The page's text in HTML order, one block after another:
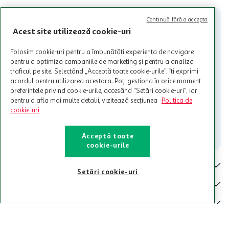
participante și pentru acțiuni promotionale indicate de Auchan si
nu poate fi utilizat in legatura cu alti comercianți sau pentru alte
nu raspunde pentru imposibilitatea utilizarii Cardului in perioada in
intretineri sau reparatii tehnice la sistemul de utilizarea al Cardului.
Contacteaza-ne!
Iti stam mereu la dispozitie.
contact@auchan.ro
Contact
De ajutor
Acest site utilizează cookie-uri
Folosim cookie-uri pentru a îmbunătăți experiența de navigare,
pentru a optimiza campaniile de marketing și pentru a analiza
traficul pe site. Selectând „Acceptă toate cookie-urile”, îți exprimi
acordul pentru utilizarea acestora. Poți gestiona în orice moment
preferințele privind cookie-urile, accesând "Setări cookie-uri", iar
pentru a afla mai multe detalii, vizitează secțiunea
Politica de
cookie-uri
Acceptă toate
cookie-urile
Setări cookie-uri
Continuă fără a accepta